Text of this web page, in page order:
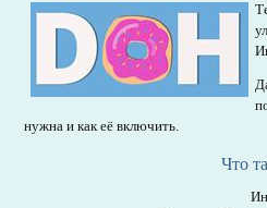
нужна и как её включить.
Что